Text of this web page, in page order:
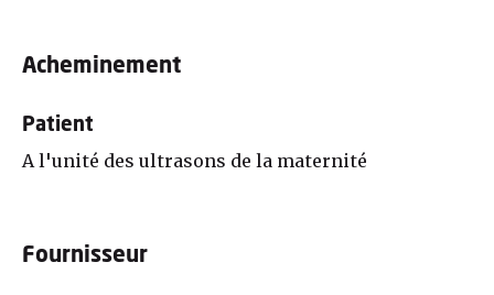
Acheminement
Patient
A l'unité des ultrasons de la maternité
Fournisseur